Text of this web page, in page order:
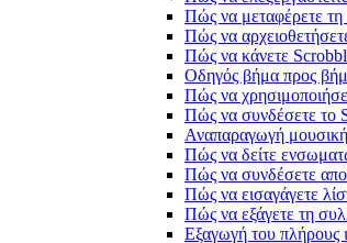
Πώς να μεταφέρετε
Πώς να
Πώς να κάνετε
Οδηγός βήμα προς
Πώς να
Πώς να συνδέσετε το
Αναπαραγωγή
Πώς να δείτε
Πώς να συνδέσετε
Πώς να εισαγάγετε
Πώς να εξάγετε τη
Εξαγωγή του πλήρους